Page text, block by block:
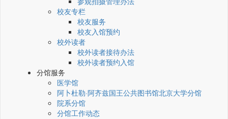
校友专栏
校友服务
校友入馆预约
校外读者
校外读者接待办法
校外读者预约入馆
分馆服务
医学馆
阿卜杜勒·阿齐兹国王公共图书馆北京大学分馆
院系分馆
分馆工作动态